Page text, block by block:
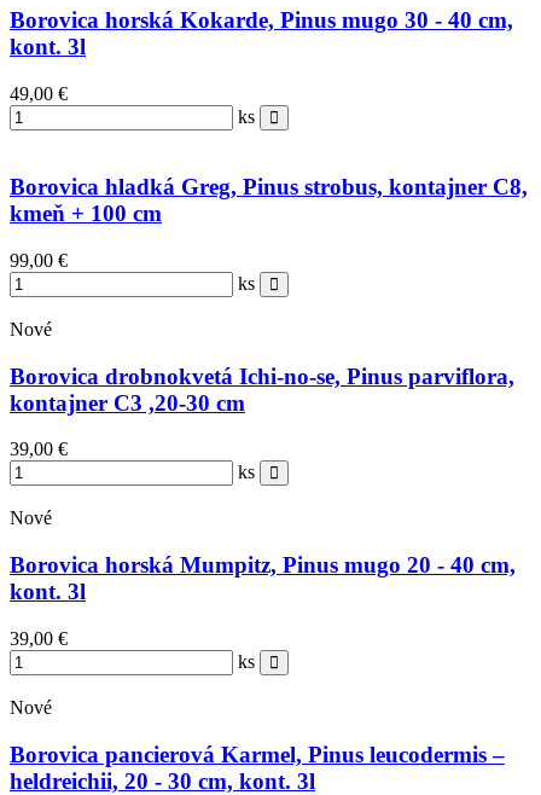
Borovica horská Kokarde, Pinus mugo 30 - 40 cm,
kont. 3l
49,00 €
ks
Borovica hladká Greg, Pinus strobus, kontajner C8,
kmeň + 100 cm
99,00 €
ks
Nové
Borovica drobnokvetá Ichi-no-se, Pinus parviflora,
kontajner C3 ,20-30 cm
39,00 €
ks
Nové
Borovica horská Mumpitz, Pinus mugo 20 - 40 cm,
kont. 3l
39,00 €
ks
Nové
Borovica pancierová Karmel, Pinus leucodermis –
heldreichii, 20 - 30 cm, kont. 3l